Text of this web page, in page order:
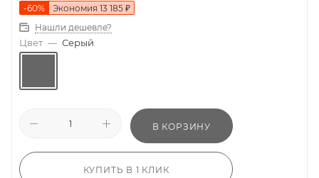
-60% Экономия 13 185 ₽
Нашли дешевле?
Цвет — Серый
В КОРЗИНУ
КУПИТЬ В 1 КЛИК